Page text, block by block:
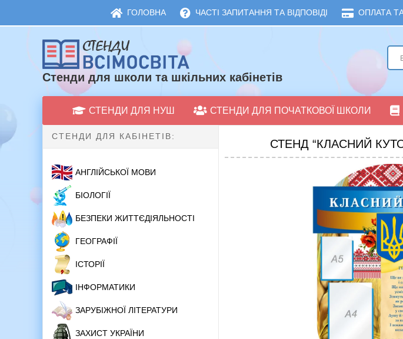
ГОЛОВНА ЧАСТІ ЗАПИТАННЯ ТА ВІДПОВІДІ ОПЛАТА
Стенди для школи та шкільних кабінетів
СТЕНДИ ДЛЯ НУШ СТЕНДИ ДЛЯ ПОЧАТКОВОЇ ШКОЛИ
СТЕНДИ ДЛЯ КАБІНЕТІВ:
АНГЛІЙСЬКОЇ МОВИ
БІОЛОГІЇ
БЕЗПЕКИ ЖИТТЄДІЯЛЬНОСТІ
ГЕОГРАФІЇ
ІСТОРІЇ
ІНФОРМАТИКИ
ЗАРУБІЖНОЇ ЛІТЕРАТУРИ
ЗАХИСТ УКРАЇНИ
СТЕНД “КЛАСНИЙ